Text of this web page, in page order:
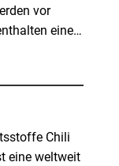
vor
eine…
Chili
eine weltweit